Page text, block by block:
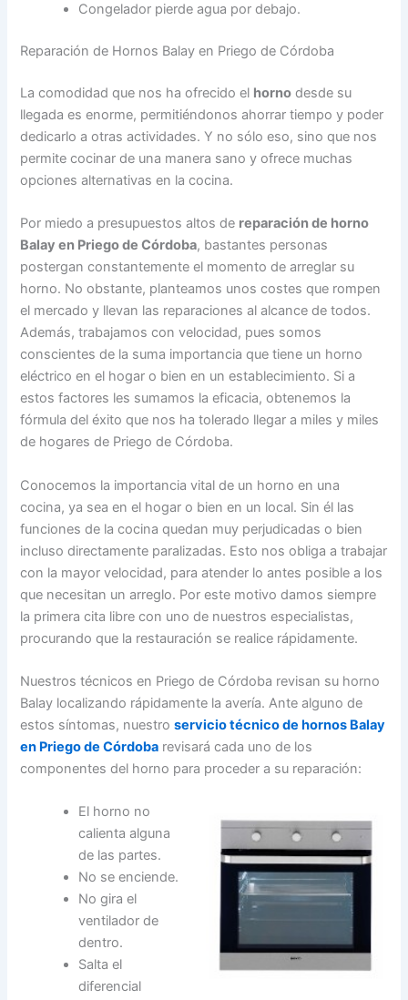
Congelador pierde agua por debajo.
Reparación de Hornos Balay en Priego de Córdoba
La comodidad que nos ha ofrecido el horno desde su
llegada es enorme, permitiéndonos ahorrar tiempo y poder
dedicarlo a otras actividades. Y no sólo eso, sino que nos
permite cocinar de una manera sano y ofrece muchas
opciones alternativas en la cocina.
Por miedo a presupuestos altos de reparación de horno
Balay en Priego de Córdoba, bastantes personas
postergan constantemente el momento de arreglar su
horno. No obstante, planteamos unos costes que rompen
el mercado y llevan las reparaciones al alcance de todos.
Además, trabajamos con velocidad, pues somos
conscientes de la suma importancia que tiene un horno
eléctrico en el hogar o bien en un establecimiento. Si a
estos factores les sumamos la eficacia, obtenemos la
fórmula del éxito que nos ha tolerado llegar a miles y miles
de hogares de Priego de Córdoba.
Conocemos la importancia vital de un horno en una
cocina, ya sea en el hogar o bien en un local. Sin él las
funciones de la cocina quedan muy perjudicadas o bien
incluso directamente paralizadas. Esto nos obliga a trabajar
con la mayor velocidad, para atender lo antes posible a los
que necesitan un arreglo. Por este motivo damos siempre
la primera cita libre con uno de nuestros especialistas,
procurando que la restauración se realice rápidamente.
Nuestros técnicos en Priego de Córdoba revisan su horno
Balay localizando rápidamente la avería. Ante alguno de
estos síntomas, nuestroservicio técnico de hornos Balay
en Priego de Córdoba revisará cada uno de los
componentes del horno para proceder a su reparación:
El horno no
calienta alguna
de las partes.
No se enciende.
No gira el
ventilador de
dentro.
Salta el
diferencial